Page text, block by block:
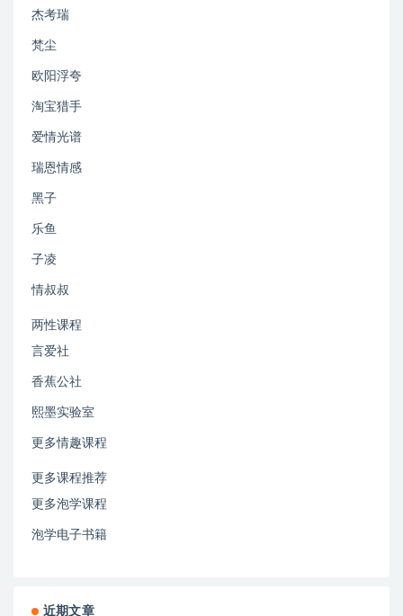
杰考瑞
梵尘
欧阳浮夸
淘宝猎手
爱情光谱
瑞恩情感
黑子
乐鱼
子凌
情叔叔
两性课程
言爱社
香蕉公社
熙墨实验室
更多情趣课程
更多课程推荐
更多泡学课程
泡学电子书籍
近期文章